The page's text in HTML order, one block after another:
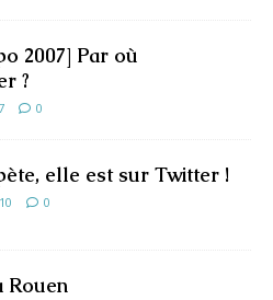
2007] Par où
?
0
elle est sur Twitter !
0
Rouen